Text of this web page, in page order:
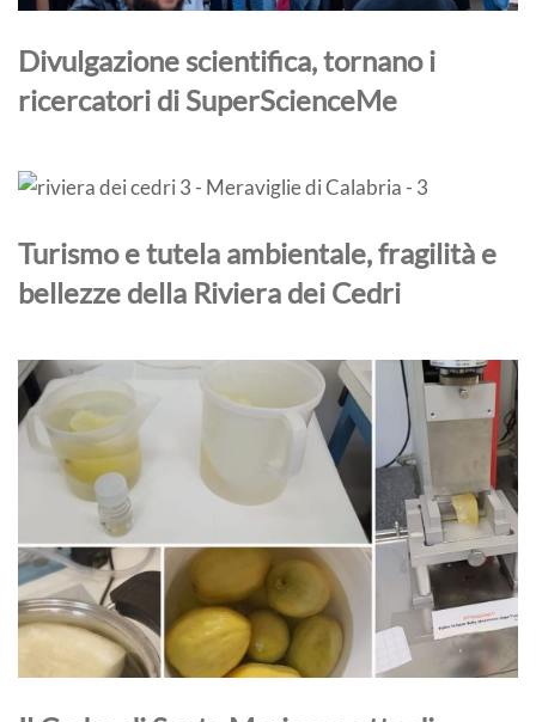
Divulgazione scientifica, tornano i
ricercatori di SuperScienceMe
Turismo e tutela ambientale, fragilità e
bellezze della Riviera dei Cedri